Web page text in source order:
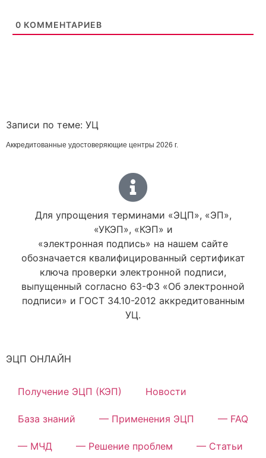
Установить бесплатно
0 КОММЕНТАРИЕВ
Записи по теме: УЦ
Аккредитованные удостоверяющие центры 2026 г.
Для упрощения терминами «ЭЦП», «ЭП»,
«УКЭП», «КЭП» и
«электронная подпись» на нашем сайте
обозначается квалифицированный сертификат
ключа проверки электронной подписи,
выпущенный согласно 63-ФЗ «Об электронной
подписи» и ГОСТ 34.10-2012 аккредитованным
УЦ.
ЭЦП ОНЛАЙН
Получение ЭЦП (КЭП) Новости
База знаний — Применения ЭЦП — FAQ
— МЧД — Решение проблем — Статьи